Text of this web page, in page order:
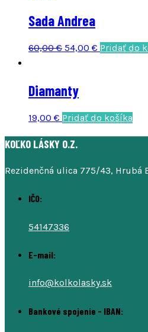
Sada Andrea
60,00€ Original
60,00 €.
54,00 € Current
Pridať do
Diamanty
19,00 € Pridať do košíka
KOĽKO LÁSKY O.Z.
Rezidenčná ulica 775/43, Hrubá
IČO:
54147336
E-mail:
info@kolkolasky.sk
Bankové spojenie - IBAN: